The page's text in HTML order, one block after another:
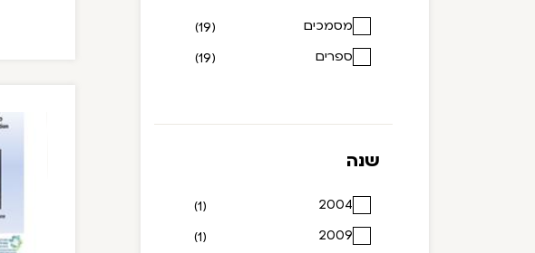
מסמכים
(19)
ספרים
(19)
שנה
2004
(1)
2009
(1)